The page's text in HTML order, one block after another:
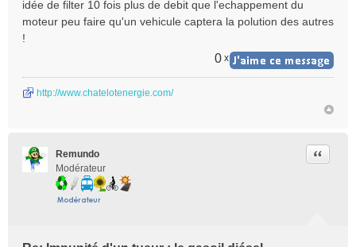
idée de filter 10 fois plus de debit que l'echappement du
moteur peu faire qu'un vehicule captera la polution des autres
!
0 x
http://www.chatelotenergie.com/
Remundo
Modérateur
Citer